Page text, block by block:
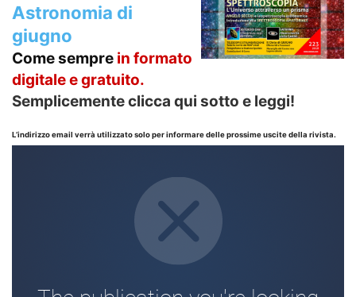
Astronomia di
giugno
Come sempre in formato
digitale e gratuito.
Semplicemente clicca qui sotto e leggi!
L’indirizzo email verrà utilizzato solo per informare delle prossime uscite della rivista.